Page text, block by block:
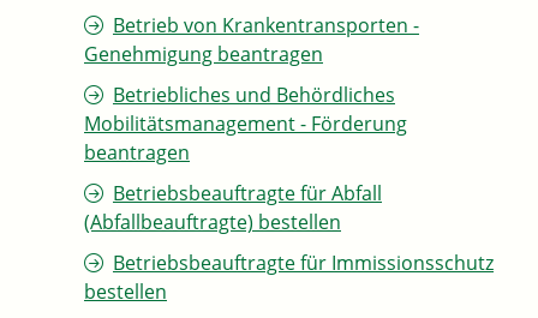
Betrieb von Krankentransporten -
Genehmigung beantragen
Betriebliches und Behördliches
Mobilitätsmanagement - Förderung
beantragen
Betriebsbeauftragte für Abfall
(Abfallbeauftragte) bestellen
Betriebsbeauftragte für Immissionsschutz
bestellen